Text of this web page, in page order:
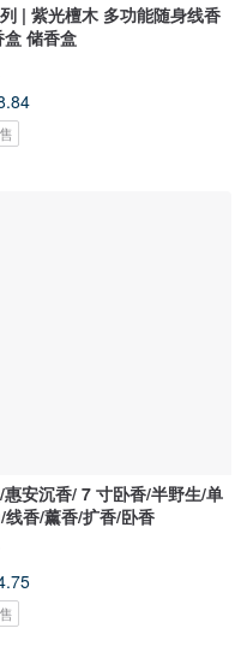
| 紫光檀木 多功能随身线香
储香盒
安沉香/ 7 寸卧香/半野生/单
香/薰香/扩香/卧香